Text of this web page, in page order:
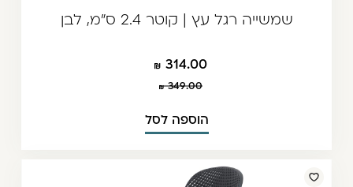
שמשייה רגל עץ | קוטר 2.4 ס"מ, לבן
314.00
349.00
הוספה לסל